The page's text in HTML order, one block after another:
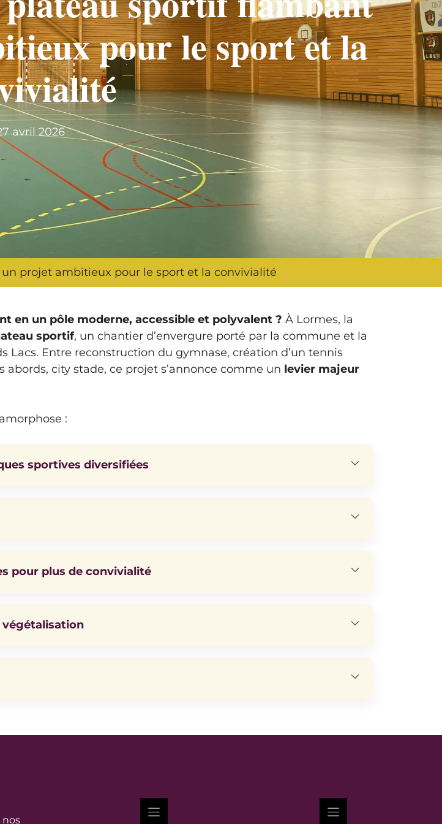
pour le sport et la
avril 2026
projet ambitieux pour le sport et la convivialité
en un pôle moderne, accessible et polyvalent ? À Lormes, la
sportif, un chantier d’envergure porté par la commune et la
Entre reconstruction du gymnase, création d’un tennis
city stade, ce projet s’annonce comme un levier majeur
:
sportives diversifiées
pour plus de convivialité
végétalisation
nos